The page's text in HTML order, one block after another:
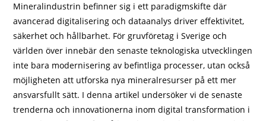
Mineralindustrin befinner sig i ett paradigmskifte där
avancerad digitalisering och dataanalys driver effektivitet,
säkerhet och hållbarhet. För gruvföretag i Sverige och
världen över innebär den senaste teknologiska utvecklingen
inte bara modernisering av befintliga processer, utan också
möjligheten att utforska nya mineralresurser på ett mer
ansvarsfullt sätt. I denna artikel undersöker vi de senaste
trenderna och innovationerna inom digital transformation i